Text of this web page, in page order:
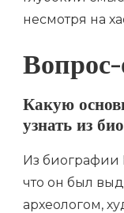
несмотря на
Какую
узнать из
Из биографии
что он был
археологом,